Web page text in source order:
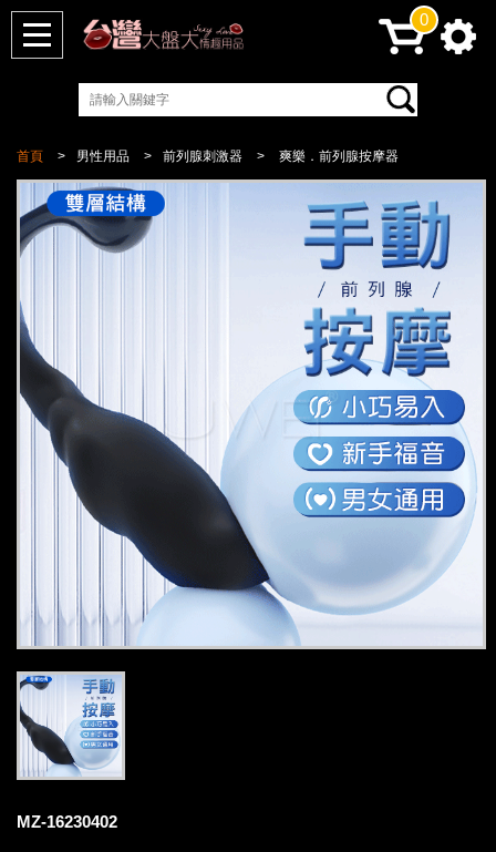
首頁 男性用品 前列腺刺激器 爽樂．前列腺按摩器
MZ-16230402
0